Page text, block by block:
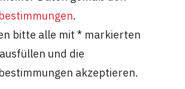
.
bitte alle mit * markierten
und die
akzeptieren.